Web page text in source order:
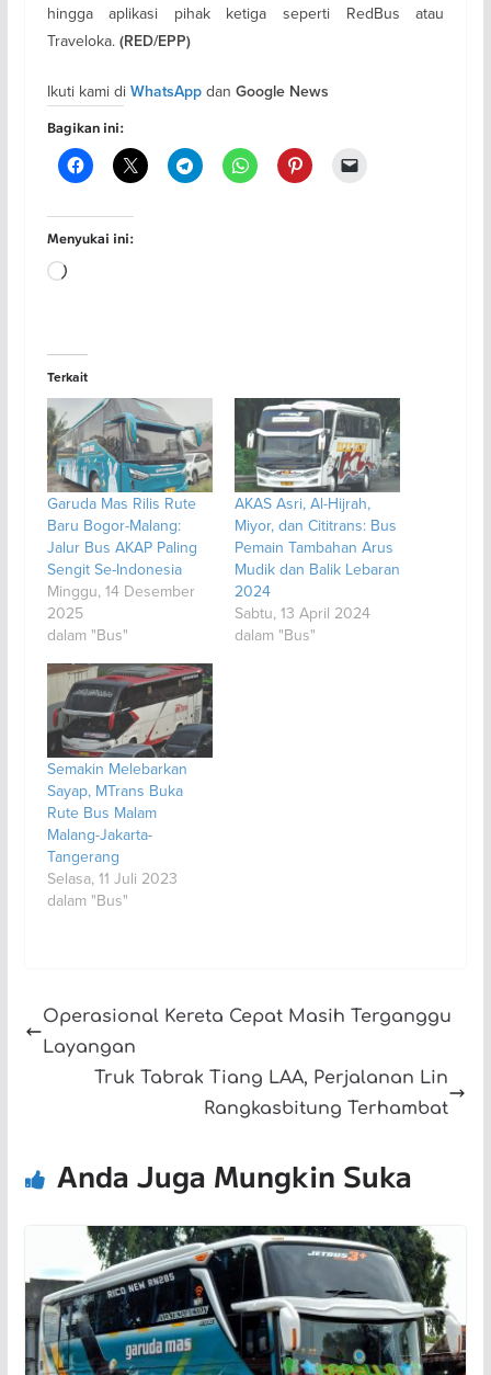
hingga aplikasi pihak ketiga seperti RedBus atau
Traveloka. (RED/EPP)
Ikuti kami di WhatsAppdan Google News
Bagikan ini:
Menyukai ini:
Memuat...
Terkait
Garuda Mas Rilis Rute
Baru Bogor-Malang:
Jalur Bus AKAP Paling
Sengit Se-Indonesia
Minggu, 14 Desember
2025
dalam "Bus"
AKAS Asri, Al-Hijrah,
Miyor, dan Cititrans: Bus
Pemain Tambahan Arus
Mudik dan Balik Lebaran
2024
Sabtu, 13 April 2024
dalam "Bus"
Semakin Melebarkan
Sayap, MTrans Buka
Rute Bus Malam
Malang-Jakarta-
Tangerang
Selasa, 11 Juli 2023
dalam "Bus"
Operasional Kereta Cepat Masih Terganggu
Layangan
Truk Tabrak Tiang LAA, Perjalanan Lin
Rangkasbitung Terhambat
Anda Juga Mungkin Suka